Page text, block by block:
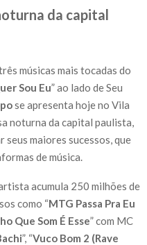
da capital
músicas mais tocadas do
Sou Eu” ao lado de Seu
se apresenta hoje no Vila
noturna da capital paulista,
seus maiores sucessos, que
de música.
acumula 250 milhões de
como “MTG Passa Pra Eu
Que Som É Esse” com MC
”, “Vuco Bom 2 (Rave